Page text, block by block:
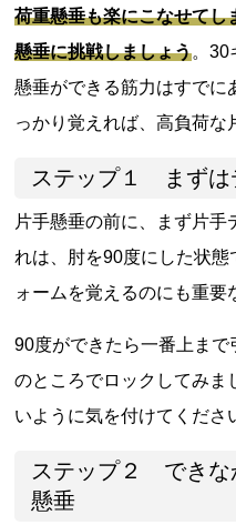
荷重懸垂も楽にこなせてし
懸垂に挑戦しましょう。30
懸垂ができる筋力はすでに
っかり覚えれば、高負荷な
ステップ１ まずは
片手懸垂の前に、まず片手
れは、肘を90度にした状
ォームを覚えるのにも重要
90度ができたら一番上ま
のところでロックしてみま
いように気を付けてくださ
ステップ２ できな
懸垂